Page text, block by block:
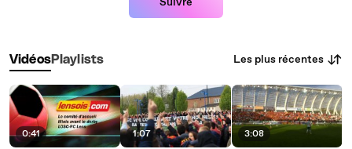
VidéosPlaylists Les plus récentes
0:41 1:07 3:08